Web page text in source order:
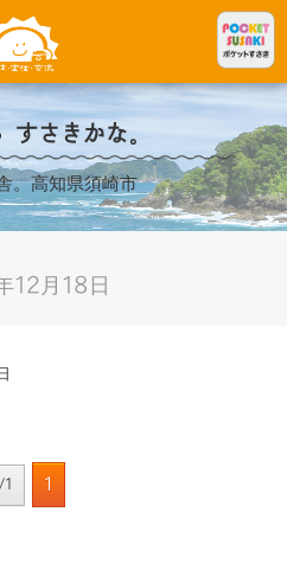
すさきかな。
。高知県須崎市
12月18日
1 1